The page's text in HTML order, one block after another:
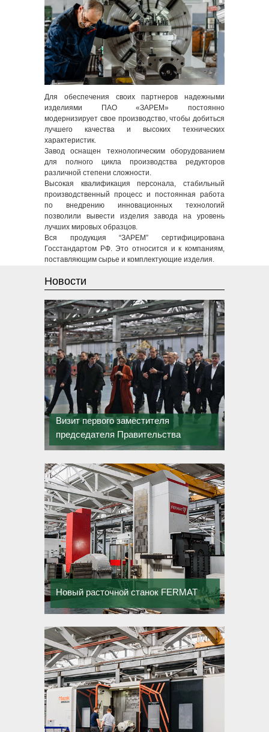
Для обеспечения своих партнеров надежными
изделиями ПАО «ЗАРЕМ» постоянно
модернизирует свое производство, чтобы добиться
лучшего качества и высоких технических
характеристик.
Завод оснащен технологическим оборудованием
для полного цикла производства редукторов
различной степени сложности.
Высокая квалификация персонала, стабильный
производственный процесс и постоянная работа
по внедрению инновационных технологий
позволили вывести изделия завода на уровень
лучших мировых образцов.
Вся продукция “ЗАРЕМ” сертифицирована
Госстандартом РФ. Это относится и к компаниям,
поставляющим сырье и комплектующие изделия.
Новости
Новый расточной станок FERMAT
Визит первого заместителя
председателя Правительства